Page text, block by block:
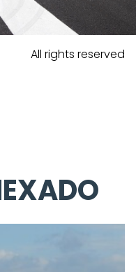
All rights reserved